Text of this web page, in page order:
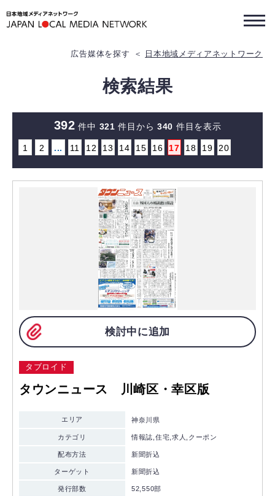
日本地域メディアネットワーク
広告媒体を探す
検索結果
392 件中 321 件目から 340 件目を表示
1 2 ... 11 12 13 14 15 16 17 18 19 20
検討中に追加
タブロイド
タウンニュース 川崎区・幸区版
エリア 神奈川県
カテゴリ 情報誌,住宅,求人,クーポン
配布方法 新聞折込
ターゲット 新聞折込
発行部数 52,550部